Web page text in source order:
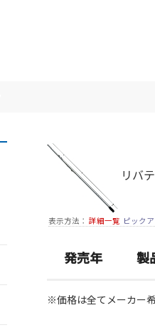
リバ
表示方法： 詳細一覧 ピック
発売年 製
※価格は全てメーカー